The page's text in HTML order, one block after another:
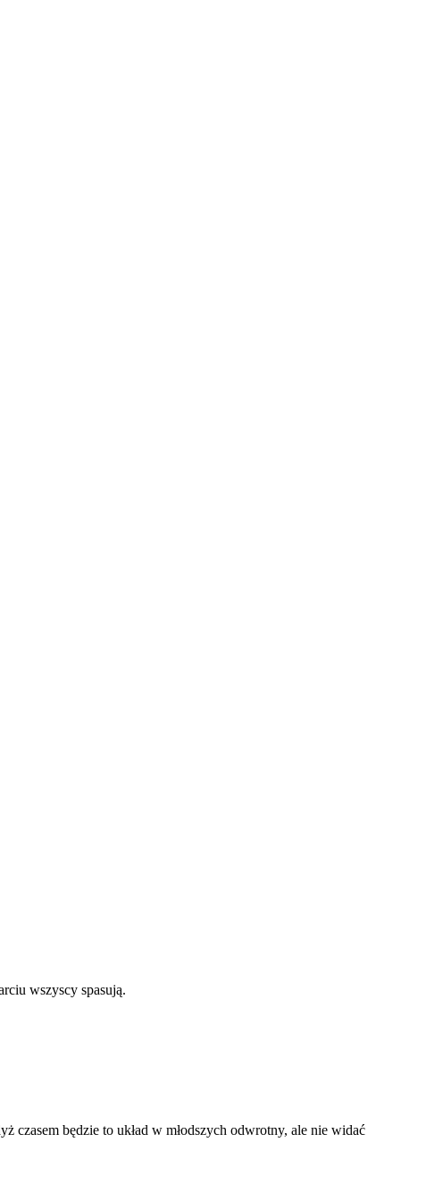
wszyscy spasują.
czasem będzie to układ w młodszych odwrotny, ale nie widać